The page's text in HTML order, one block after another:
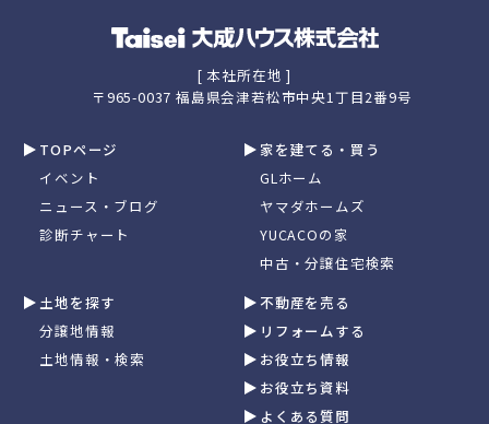
[ 本社所在地 ]
〒965-0037 福島県会津若松市中央1丁目2番9号
TOPページ
イベント
ニュース・ブログ
診断チャート
家を建てる・買う
GLホーム
ヤマダホームズ
YUCACOの家
中古・分譲住宅検索
土地を探す
分譲地情報
土地情報・検索
不動産を売る
リフォームする
お役立ち情報
お役立ち資料
よくある質問